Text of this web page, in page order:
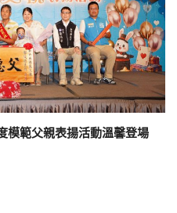
範父親表揚活動溫馨登場